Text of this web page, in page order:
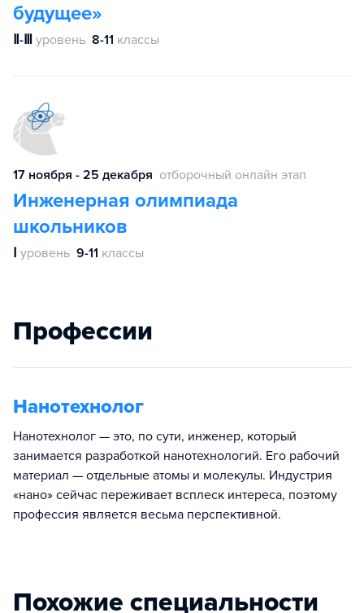
будущее»
Ⅱ-Ⅲ уровень 8-11 классы
17 ноября - 25 декабря отборочный онлайн этап
Инженерная олимпиада
школьников
Ⅰ уровень 9-11 классы
Профессии
Нанотехнолог
Нанотехнолог — это, по сути, инженер, который
занимается разработкой нанотехнологий. Его рабочий
материал — отдельные атомы и молекулы. Индустрия
«нано» сейчас переживает всплеск интереса, поэтому
профессия является весьма перспективной.
Похожие специальности